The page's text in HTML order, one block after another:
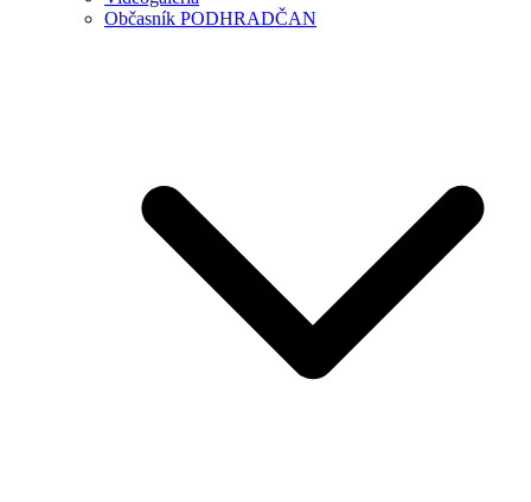
Občasník PODHRADČAN